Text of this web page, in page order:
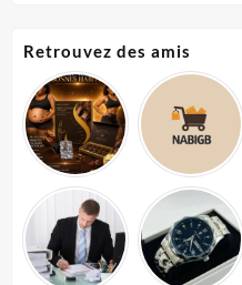
Retrouvez des amis